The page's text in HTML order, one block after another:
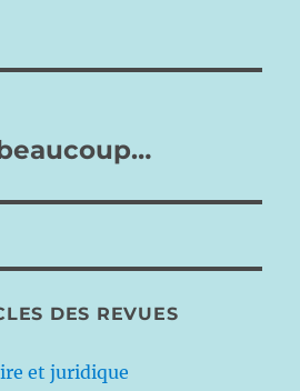
DES REVUES
et juridique